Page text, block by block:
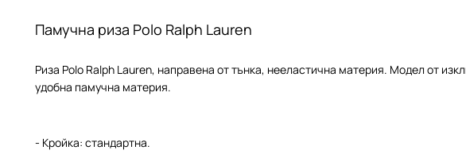
Памучна риза Polo Ralph Lauren
Риза Polo Ralph Lauren, направена от тънка, нееластична материя. Модел от
удобна памучна материя.
- Кройка: стандартна.